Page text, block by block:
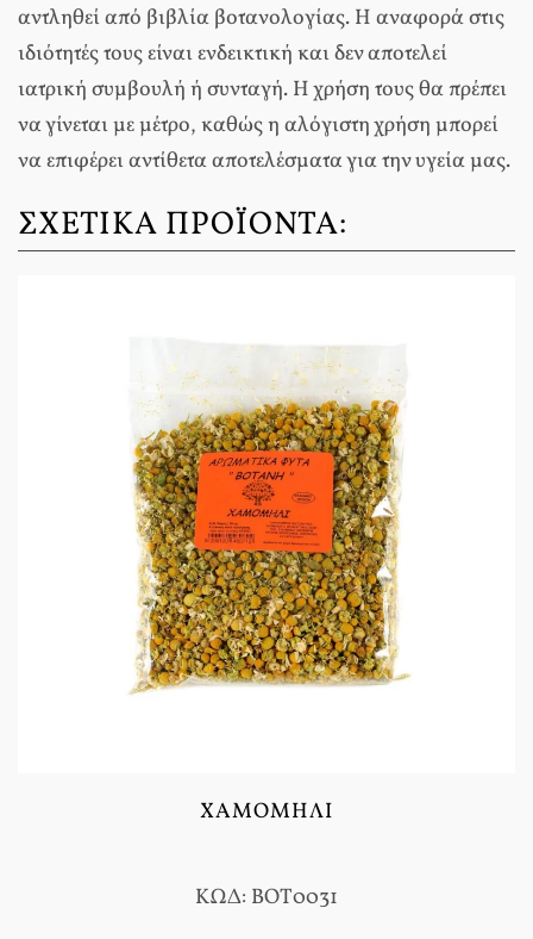
αντληθεί από βιβλία βοτανολογίας. Η αναφορά στις
ιδιότητές τους είναι ενδεικτική και δεν αποτελεί
ιατρική συμβουλή ή συνταγή. Η χρήση τους θα πρέπει
να γίνεται με μέτρο, καθώς η αλόγιστη χρήση μπορεί
να επιφέρει αντίθετα αποτελέσματα για την υγεία μας.
ΣΧΕΤΙΚΆ ΠΡΟΪΌΝΤΑ:
ΧΑΜΟΜΉΛΙ
ΚΩΔ: BOT0031